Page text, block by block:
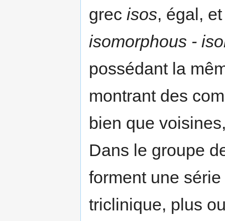
grec isos, égal,
isomorphous -
possédant la
montrant des
bien que
Dans le groupe
forment une
triclinique, plus